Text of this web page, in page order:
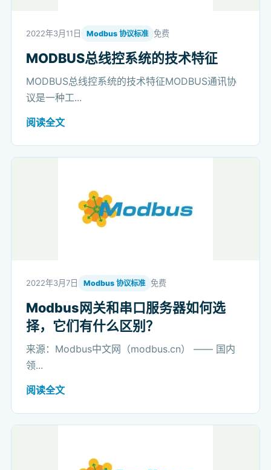
2022年3月11日 Modbus 协议标准 免费
MODBUS总线控系统的技术特征
MODBUS总线控系统的技术特征MODBUS通讯协
议是一种工...
阅读全文
2022年3月7日 Modbus 协议标准 免费
Modbus网关和串口服务器如何选
择，它们有什么区别？
来源：Modbus中文网（modbus.cn） —— 国内
领...
阅读全文